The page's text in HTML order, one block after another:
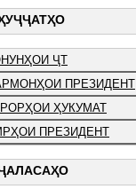
ҶТ
ПРЕЗИДЕНТ
ҲУКУМАТ
ПРЕЗИДЕНТ